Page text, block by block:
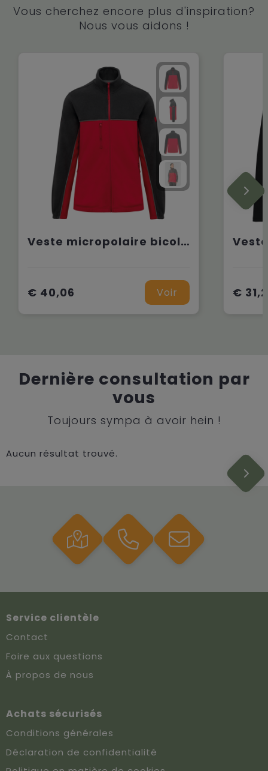
Vous cherchez encore plus d'inspiration?
Nous vous aidons !
Veste micropolaire bicolore écoresponsable unisexe
€ 40,06 Voir €
Dernière consultation par
vous
Toujours sympa à avoir hein !
Aucun résultat trouvé.
Service clientèle
Contact
Foire aux questions
À propos de nous
Achats sécurisés
Conditions générales
Déclaration de confidentialité